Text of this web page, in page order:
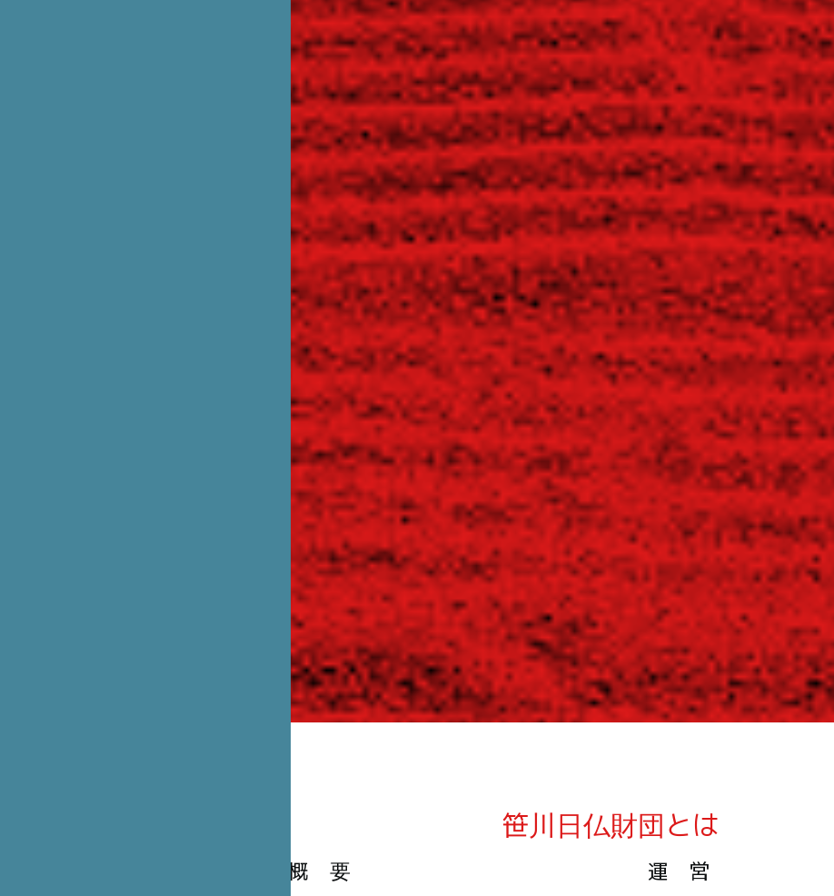
笹川日仏財団とは
概 要 運 営